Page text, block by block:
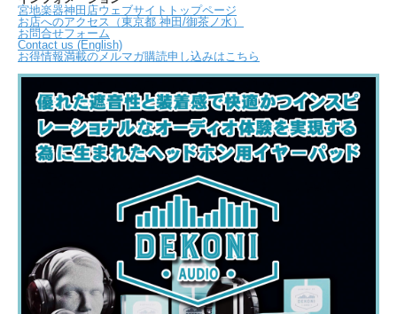
宮地楽器神田店ウェブサイトトップページ
お店へのアクセス（東京都 神田/御茶ノ水）
お問合せフォーム
Contact us (English)
お得情報満載のメルマガ購読申し込みはこちら